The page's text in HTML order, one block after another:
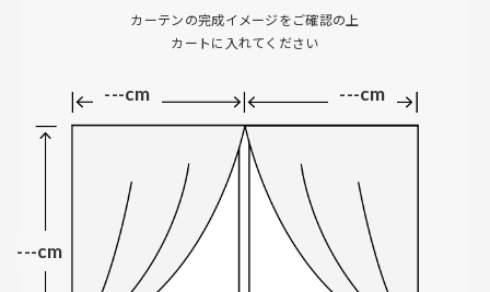
カーテンの完成イメージをご確認の上
カートに入れてください
---cm ---cm
---cm